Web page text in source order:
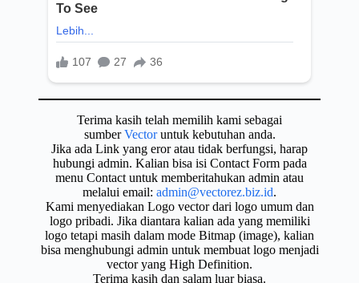
Terima kasih telah memilih kami sebagai
sumberVectoruntuk kebutuhan anda.
Jika ada Link yang eror atau tidak berfungsi, harap
hubungi admin. Kalian bisa isi Contact Form pada
menu Contact untuk memberitahukan admin atau
melalui email: admin@vectorez.biz.id.
Kami menyediakan Logo vector dari logo umum dan
logo pribadi. Jika diantara kalian ada yang memiliki
logo tetapi masih dalam mode Bitmap (image), kalian
bisa menghubungi admin untuk membuat logo menjadi
vector yang High Definition.
Terima kasih dan salam luar biasa.